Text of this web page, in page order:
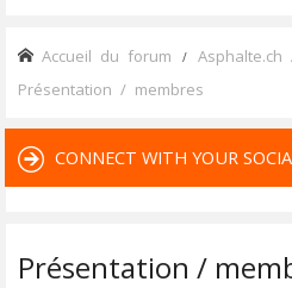
Accueil du forum Asphalte.ch
Présentation / membres
CONNECT WITH YOUR
Présentation /